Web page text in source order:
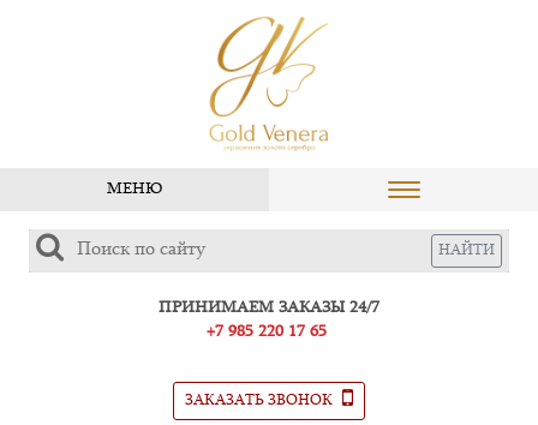
МЕНЮ
ПРИНИМАЕМ ЗАКАЗЫ 24/7
+7 985 220 17 65
ЗАКАЗАТЬ ЗВОНОК